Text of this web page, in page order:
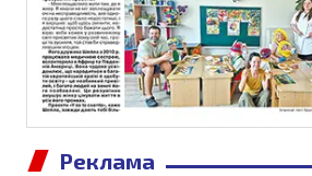
Реклама